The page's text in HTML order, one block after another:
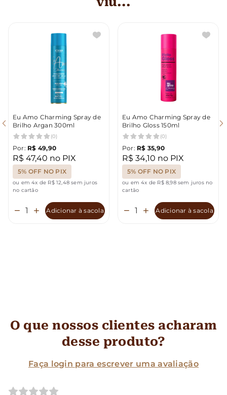
Eu Amo Charming Spray de
Brilho Argan 300ml
(0)
Por: R$ 49,90
R$ 47,40 no PIX
5% OFF NO PIX
ou em 4x de R$ 12,48 sem juros
no cartão
Adicionar à sacola
Eu Amo Charming Spray de
Brilho Gloss 150ml
(0)
Por: R$ 35,90
R$ 34,10 no PIX
5% OFF NO PIX
ou em 4x de R$ 8,98 sem juros no
cartão
Adicionar à sacola
O que nossos clientes acharam
desse produto?
Faça login para escrever uma avaliação